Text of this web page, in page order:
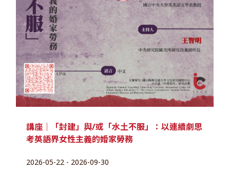
講座｜「封建」與/或「水土不服」：以連續劇思
考英語界女性主義的婚家勞務
2026-05-22 - 2026-09-30